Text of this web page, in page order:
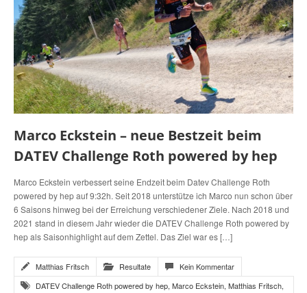
Marco Eckstein – neue Bestzeit beim
DATEV Challenge Roth powered by hep
Marco Eckstein verbessert seine Endzeit beim Datev Challenge Roth
powered by hep auf 9:32h. Seit 2018 unterstütze ich Marco nun schon über
6 Saisons hinweg bei der Erreichung verschiedener Ziele. Nach 2018 und
2021 stand in diesem Jahr wieder die DATEV Challenge Roth powered by
hep als Saisonhighlight auf dem Zettel. Das Ziel war es […]
Matthias Fritsch Resultate
Kein Kommentar
DATEV Challenge Roth powered by hep, Marco Eckstein, Matthias Fritsch,